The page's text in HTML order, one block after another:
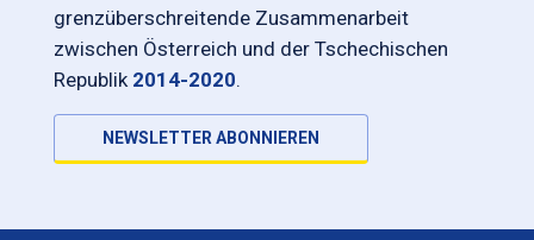
grenzüberschreitende Zusammenarbeit
zwischen Österreich und der Tschechischen
Republik 2014-2020.
NEWSLETTER ABONNIEREN